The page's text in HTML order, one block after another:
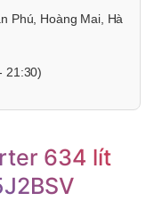
Phú, Hoàng Mai, Hà
21:30)
634 lít